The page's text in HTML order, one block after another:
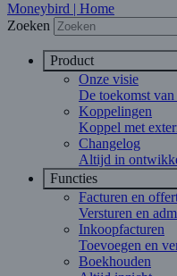
Moneybird | Home
Zoeken
Product
Onze visie
De toekomst
Koppelingen
Koppel met
Changelog
Altijd in
Functies
Facturen en
Versturen en
Inkoopfacturen
Toevoegen en
Boekhouden